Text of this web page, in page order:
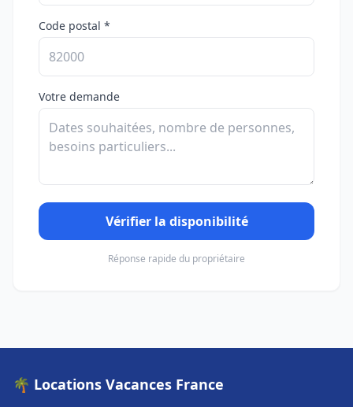
Code postal *
Votre demande
Vérifier la disponibilité
Réponse rapide du propriétaire
🌴 Locations Vacances France